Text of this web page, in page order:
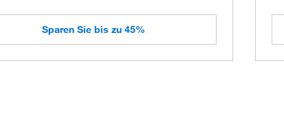
Sparen Sie bis zu 45%